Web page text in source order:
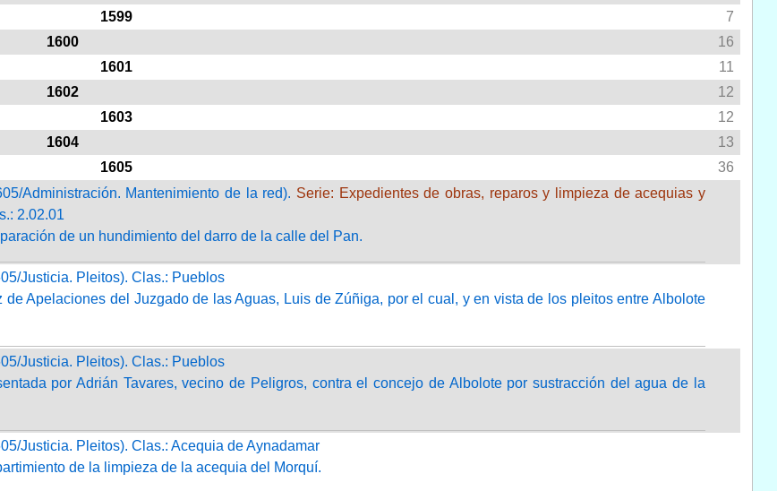
1599
7
1600
16
1601
11
1602
12
1603
12
1604
13
1605
36
Administración. Mantenimiento de la red). Serie: Expedientes de obras, reparos y limpieza de acequias y
2.02.01
de un hundimiento del darro de la calle del Pan.
Justicia. Pleitos). Clas.: Pueblos
de Apelaciones del Juzgado de las Aguas, Luis de Zúñiga, por el cual, y en vista de los pleitos entre Albolote
Justicia. Pleitos). Clas.: Pueblos
por Adrián Tavares, vecino de Peligros, contra el concejo de Albolote por sustracción del agua de la
Justicia. Pleitos). Clas.: Acequia de Aynadamar
de la limpieza de la acequia del Morquí.